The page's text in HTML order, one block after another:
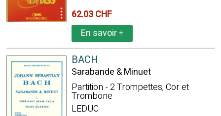
62.03 CHF
En savoir+
BACH
Sarabande & Minuet
Partition - 2 Trompettes, Cor et
Trombone
LEDUC